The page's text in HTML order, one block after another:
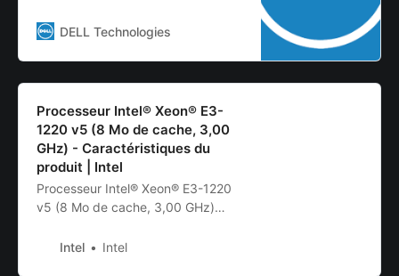
E3-1270 5th gen CPU? I
come with integrated graphics,
which…
DELL Technologies
Processeur Intel® Xeon® E3-
1220 v5 (8 Mo de cache, 3,00
GHz) - Caractéristiques du
produit | Intel
Processeur Intel® Xeon® E3-1220
v5 (8 Mo de cache, 3,00 GHz)
spécifications, les fonctionnalités et
Intel Intel